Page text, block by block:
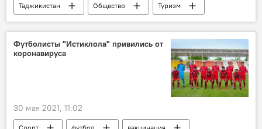
Таджикистан Общество
Туризм
Транспорт
Россия
Футболисты "Истиклола" привились от
коронавируса
30 мая 2021, 11:02